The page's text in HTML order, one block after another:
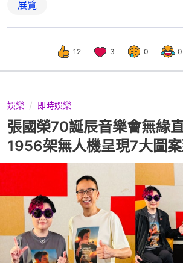
展覽
12 3 0 0
娛樂 即時娛樂
張國榮70誕辰音樂會無緣
1956架無人機呈現7大圖